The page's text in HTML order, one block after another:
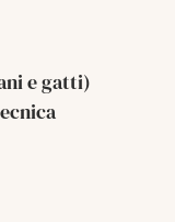
e gatti)